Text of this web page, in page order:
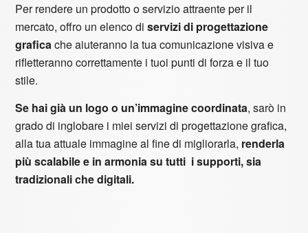
Per rendere un prodotto o servizio attraente per il
mercato, offro un elenco diservizi di progettazione
graficache aiuteranno la tua comunicazione visiva e
rifletteranno correttamente i tuoi punti di forza e il tuo
stile.
Se hai già un logo o un’immagine coordinata, sarò in
grado di inglobare i miei servizi di progettazione grafica,
alla tua attuale immagine al fine di migliorarla, renderla
più scalabile e in armonia su tutti i supporti, sia
tradizionali che digitali.